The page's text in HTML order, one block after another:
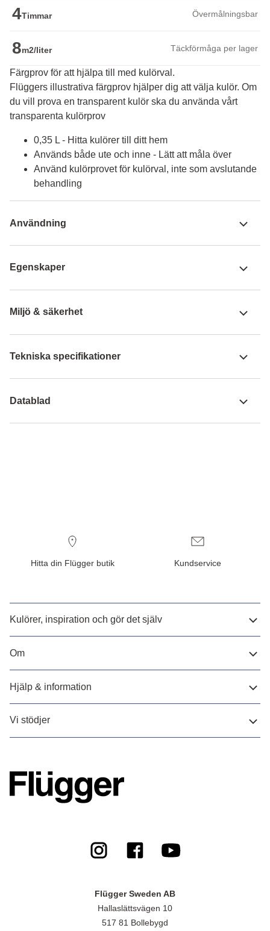
4Timmar Övermålningsbar
8m2/liter Täckförmåga per lager
Färgprov för att hjälpa till med kulörval.
Flüggers illustrativa färgprov hjälper dig att välja kulör. Om
du vill prova en transparent kulör ska du använda vårt
transparenta kulörprov
0,35 L - Hitta kulörer till ditt hem
Används både ute och inne - Lätt att måla över
Använd kulörprovet för kulörval, inte som avslutande
behandling
Användning
Egenskaper
Miljö & säkerhet
Tekniska specifikationer
Datablad
Hitta din Flügger butik Kundservice
Kulörer, inspiration och gör det själv
Om
Hjälp & information
Vi stödjer
Flügger Sweden AB
Hallaslättsvägen 10
517 81 Bollebygd